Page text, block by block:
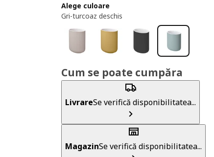
Alege culoare
Gri-turcoaz deschis
Cum se poate cumpăra
LivrareSe verifică disponibilitatea...
MagazinSe verifică disponibilitatea...